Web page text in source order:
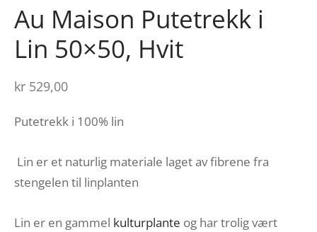
Au Maison Putetrekk i
Lin 50×50, Hvit
kr 529,00
Putetrekk i 100% lin
Lin er et naturlig materiale laget av fibrene fra
stengelen til linplanten
Lin er en gammel kulturplante og har trolig vært